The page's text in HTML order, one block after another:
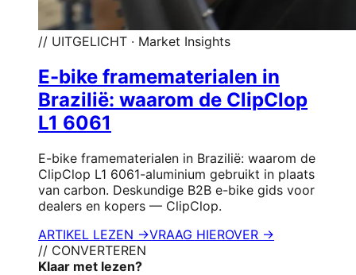
// UITGELICHT · Market Insights
E-bike framematerialen in
Brazilië: waarom de ClipClop
L1 6061
E-bike framematerialen in Brazilië: waarom de
ClipClop L1 6061-aluminium gebruikt in plaats
van carbon. Deskundige B2B e-bike gids voor
dealers en kopers — ClipClop.
ARTIKEL LEZEN →VRAAG HIEROVER →
// CONVERTEREN
Klaar met lezen?